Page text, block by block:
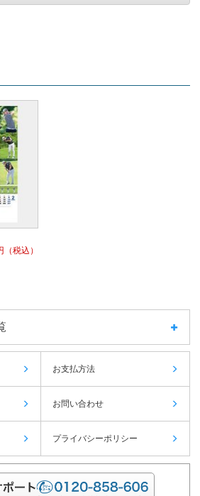
（税込）
お支払方法
お問い合わせ
プライバシーポリシー